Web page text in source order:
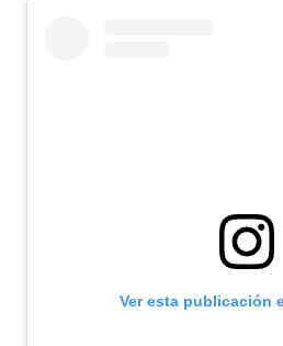
Ver esta publicación